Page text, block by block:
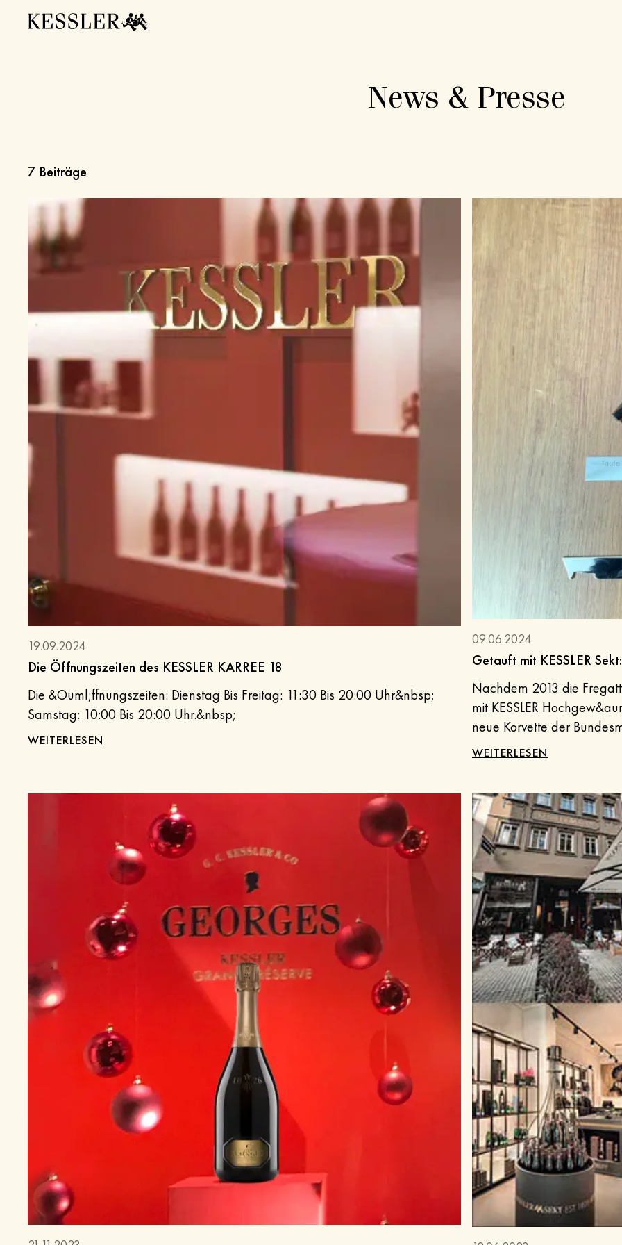
News & Presse
7 Beiträge
19.09.2024
Die Öffnungszeiten des KESSLER KARREE 18
Die &Ouml;ffnungszeiten: Dienstag Bis Freitag: 11:30 Bis 20:00 Uhr&nbsp;
Samstag: 10:00 Bis 20:00 Uhr.&nbsp;
WEITERLESEN
09.06.2024
Nachdem 2013 die
mit KESSLER
neue Korvette der
mit KESSLER-Sekt aus
hatte ich bem&auml;ngelt,
franz&ouml;sischem
der &auml;ltesten
k&uuml;nftig im
allzeit gute Fahrt und
Gr&uuml;bel&nbsp;
WEITERLESEN